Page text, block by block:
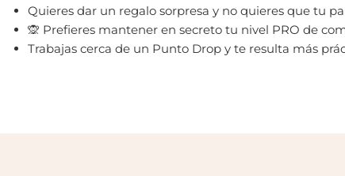
Quieres dar un regalo sorpresa y no quieres que tu
🙊 Prefieres mantener en secreto tu nivel PRO de
Trabajas cerca de un Punto Drop y te resulta más